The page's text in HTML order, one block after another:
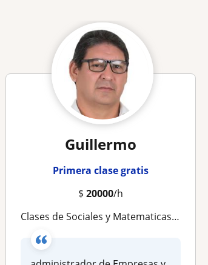
Guillermo
Primera clase gratis
$ 20000/h
Clases de Sociales y Matematicas Basicas